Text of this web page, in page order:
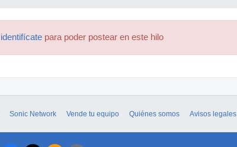
identifícate para poder postear en este hilo
Sonic Network Vende tu equipo Quiénes somos Avisos legales